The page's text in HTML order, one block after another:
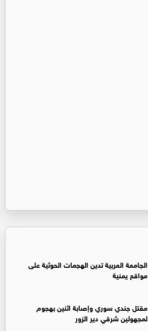
الجامعة العربية تدين الهجمات الحوثية على
مواقع يمنية
مقتل جندي سوري وإصابة اثنين بهجوم
لمجهولين شرقي دير الزور